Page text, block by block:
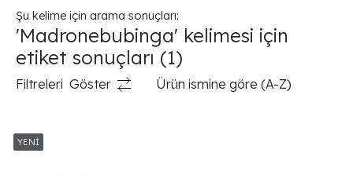
Şu kelime için arama sonuçları:
'Madronebubinga' kelimesi için
etiket sonuçları (1)
Filtreleri Göster Ürün ismine göre (A-Z)